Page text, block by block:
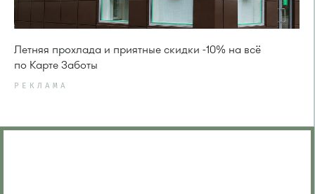
Летняя прохлада и приятные скидки -10% на всё
по Карте Заботы
РЕКЛАМА